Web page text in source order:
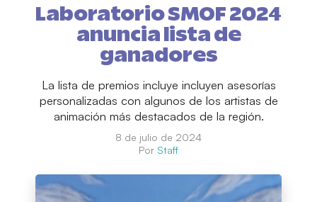
Laboratorio SMOF 2024
anuncia lista de
ganadores
La lista de premios incluye incluyen asesorías
personalizadas con algunos de los artistas de
animación más destacados de la región.
8 de julio de 2024
Por Staff